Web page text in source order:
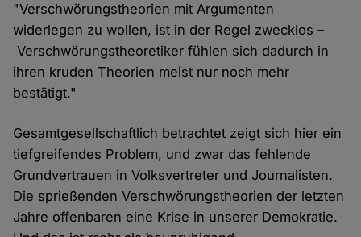
"Verschwörungstheorien mit Argumenten
widerlegen zu wollen, ist in der Regel zwecklos –
Verschwörungstheoretiker fühlen sich dadurch in
ihren kruden Theorien meist nur noch mehr
bestätigt."
Gesamtgesellschaftlich betrachtet zeigt sich hier ein
tiefgreifendes Problem, und zwar das fehlende
Grundvertrauen in Volksvertreter und Journalisten.
Die sprießenden Verschwörungstheorien der letzten
Jahre offenbaren eine Krise in unserer Demokratie.